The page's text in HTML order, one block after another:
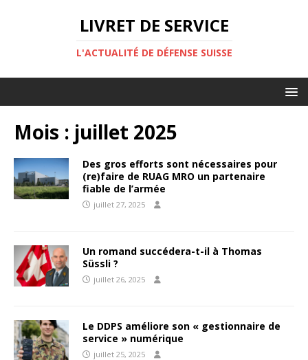
LIVRET DE SERVICE
L'ACTUALITÉ DE DÉFENSE SUISSE
Mois : juillet 2025
Des gros efforts sont nécessaires pour
(re)faire de RUAG MRO un partenaire
fiable de l’armée
juillet 27, 2025
Un romand succédera-t-il à Thomas
Süssli ?
juillet 26, 2025
Le DDPS améliore son « gestionnaire de
service » numérique
juillet 25, 2025